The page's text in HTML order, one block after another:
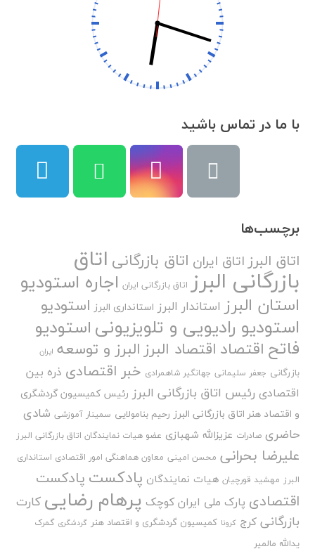
با ما در تماس باشید
برچسب‌ها
اتاق البرز اتاق ایران اتاق بازرگانی اتاق
بازرگانی البرز اتاق بازرگانی ایران اجاره استودیو
استان البرز استاندار البرز استانداری البرز استودیو
استودیو رادیویی و تلویزیونیاستودیو
فاتح اقتصاد اقتصاد البرزالبرز و توسعه ایران
بازرگانی جعفر سلیمانی جهانگیر شاهمرادی خبر اقتصادی ذره بین
اقتصادی رئیس اتاق بازرگانی البرز رئیس کمیسیون گردشگری
و اقتصاد هنر اتاق بازرگانی البرز رحیم بنامولایی سمینار آموزشی شادی
حاضری صادرات عزیزالله شهبازی عضو هیات نمایندگان اتاق بازرگانی البرز
علیرضا بحرانی محسن امینی معاون هماهنگی امور اقتصادی استانداری
البرز مهشید قورچیان هیات نمایندگان پادکست پادکست
اقتصادی پارک ملی ایران کوچک پرهام رضایی کارت
بازرگانی کرج کرونا کمیسیون گردشگری و اقتصاد هنر گردشگری گمرک
یدالله مالمیر